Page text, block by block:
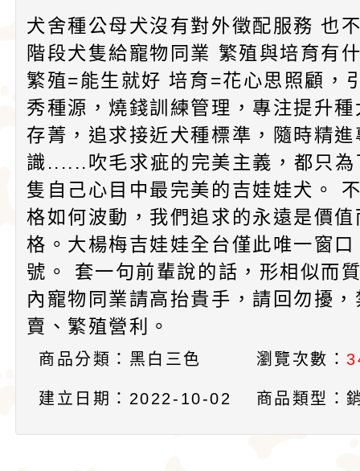
犬舍種公母犬沒有對外徵配服務 也
階段犬隻給寵物同業 繁殖與培育有
繁殖=能生就好 培育=花心思照顧，
秀種源，燒錢訓練管理，專注提升
存菁，追求接近犬種標準，隨時精
識......吹毛求疵的完美主義，都只為
隻自己心目中最完美的吉娃娃犬。
格如何波動，我們追求的永遠是價
格。大楊梅吉娃娃全台僅此唯一窗
號。 套一句前輩說的話，形相似而
內寵物同業請高抬貴手，請回勿擾
賣、繁殖營利。
商品分類：黑白三色 瀏覽次數：
建立日期：2022-10-02 商品類型：